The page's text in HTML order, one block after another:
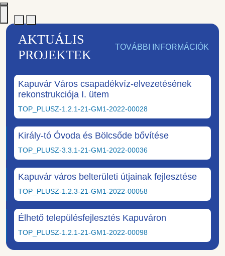
AKTUÁLIS
PROJEKTEK
TOVÁBBI INFORMÁCIÓK
Kapuvár Város csapadékvíz-elvezetésének
rekonstrukciója I. ütem
TOP_PLUSZ-1.2.1-21-GM1-2022-00028
Király-tó Óvoda és Bölcsőde bővítése
TOP_PLUSZ-3.3.1-21-GM1-2022-00036
Kapuvár város belterületi útjainak fejlesztése
TOP_PLUSZ-1.2.3-21-GM1-2022-00058
Élhető településfejlesztés Kapuváron
TOP_PLUSZ-1.2.1-21-GM1-2022-00098